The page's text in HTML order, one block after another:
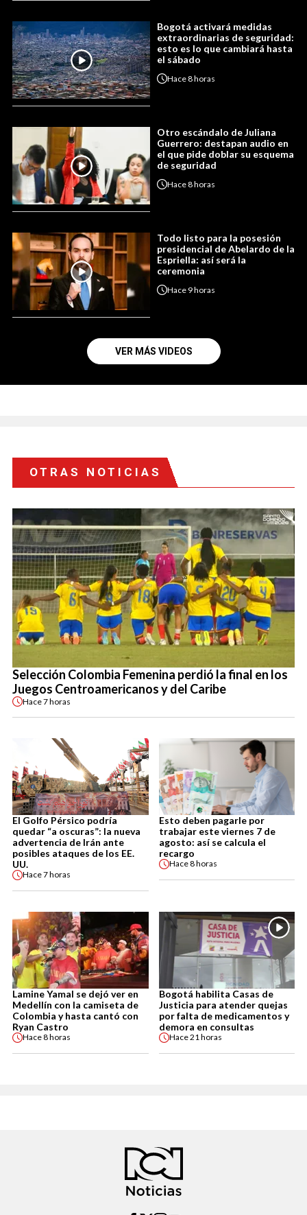
Bogotá activará medidas
extraordinarias de seguridad:
esto es lo que cambiará hasta
el sábado
Hace8 horas
Otro escándalo de Juliana
Guerrero: destapan audio en
el que pide doblar su esquema
de seguridad
Hace8 horas
Todo listo para la posesión
presidencial de Abelardo de la
Espriella: así será la
ceremonia
Hace 9 horas
VER MÁS VIDEOS
OTRAS NOTICIAS
Selección Colombia Femenina perdió la final en los
Juegos Centroamericanos y del Caribe
Hace7 horas
El Golfo Pérsico podría
quedar “a oscuras”: la nueva
advertencia de Irán ante
posibles ataques de los EE.
UU.
Hace7 horas
Esto deben pagarle por
trabajar este viernes 7 de
agosto: así se calcula el
recargo
Hace8 horas
Lamine Yamal se dejó ver en
Medellín con la camiseta de
Colombia y hasta cantó con
Ryan Castro
Hace8 horas
Bogotá habilita Casas de
Justicia para atender quejas
por falta de medicamentos y
demora en consultas
Hace21 horas